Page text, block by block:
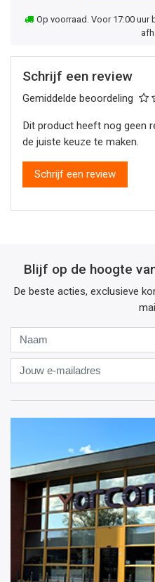
Op voorraad. Voor 17:00
Schrijf een review
Gemiddelde beoordeling
Dit product heeft nog geen
de juiste keuze te maken.
Schrijf een review
Blijf op de hoogte
De beste acties, exclusieve
Jouw
e-
mailadres